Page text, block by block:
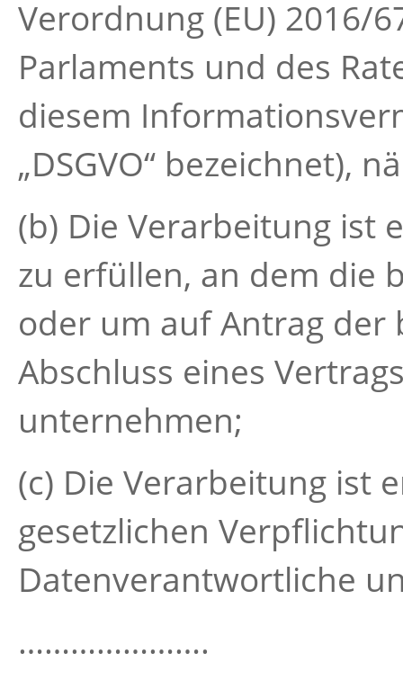
Verordnung (EU) 2016/
Parlaments und des
diesem
„DSGVO“ bezeichnet),
(b) Die Verarbeitung ist
zu erfüllen, an dem die
oder um auf Antrag der
Abschluss eines
unternehmen;
(c) Die Verarbeitung ist
gesetzlichen
Datenverantwortliche
………………….